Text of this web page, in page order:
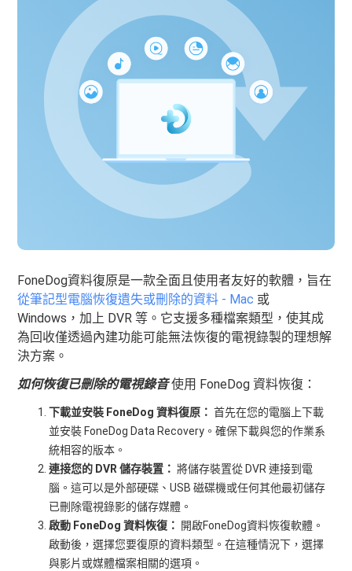
FoneDog資料復原是一款全面且使用者友好的軟體，旨在
從筆記型電腦恢復遺失或刪除的資料 - Mac 或
Windows，加上 DVR 等。它支援多種檔案類型，使其成
為回收僅透過內建功能可能無法恢復的電視錄製的理想解
決方案。
如何恢復已刪除的電視錄音使用 FoneDog 資料恢復：
下載並安裝 FoneDog 資料復原： 首先在您的電腦上下載
並安裝 FoneDog Data Recovery。確保下載與您的作業系
統相容的版本。
連接您的 DVR 儲存裝置： 將儲存裝置從 DVR 連接到電
腦。這可以是外部硬碟、USB 磁碟機或任何其他最初儲存
已刪除電視錄影的儲存媒體。
啟動 FoneDog 資料恢復：
開啟FoneDog資料恢復軟體。
啟動後，選擇您要復原的資料類型。在這種情況下，選擇
與影片或媒體檔案相關的選項。